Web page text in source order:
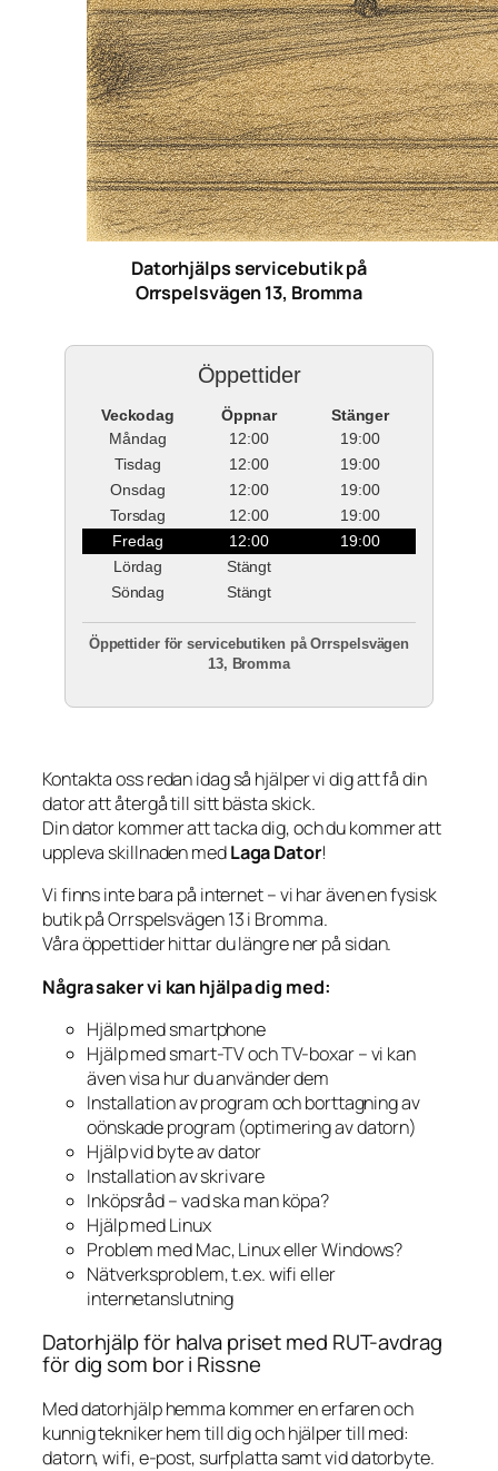
Datorhjälps servicebutik på
Orrspelsvägen 13, Bromma
Öppettider
Veckodag Öppnar
Stänger
Måndag
12:00
19:00
Tisdag
12:00
19:00
Onsdag
12:00
19:00
Torsdag
12:00
19:00
Fredag
12:00
19:00
Lördag
Stängt
Söndag
Stängt
Öppettider för servicebutiken på Orrspelsvägen
13, Bromma
Kontakta oss redan idag så hjälper vi dig att få din
dator att återgå till sitt bästa skick.
Din dator kommer att tacka dig, och du kommer att
uppleva skillnaden medLaga Dator!
Vi finns inte bara på internet – vi har även en fysisk
butik på Orrspelsvägen 13 i Bromma.
Våra öppettider hittar du längre ner på sidan.
Några saker vi kan hjälpa dig med:
Hjälp med smartphone
Hjälp med smart-TV och TV-boxar – vi kan
även visa hur du använder dem
Installation av program och borttagning av
oönskade program (optimering av datorn)
Hjälp vid byte av dator
Installation av skrivare
Inköpsråd – vad ska man köpa?
Hjälp med Linux
Problem med Mac, Linux eller Windows?
Nätverksproblem, t.ex. wifi eller
internetanslutning
Datorhjälp för halva priset med RUT-avdrag
för dig som bor i Rissne
Med datorhjälp hemma kommer en erfaren och
kunnig tekniker hem till dig och hjälper till med:
datorn, wifi, e-post, surfplatta samt vid datorbyte.